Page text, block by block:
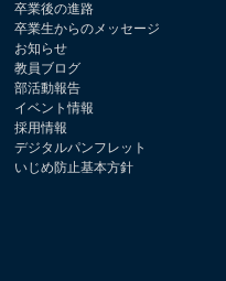
卒業後の進路
卒業生からのメッセージ
お知らせ
教員ブログ
部活動報告
イベント情報
採用情報
デジタルパンフレット
いじめ防止基本方針